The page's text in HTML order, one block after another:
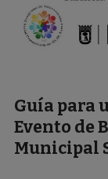
Guía para
Evento de
Municipal